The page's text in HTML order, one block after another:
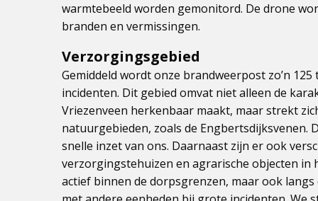
warmtebeeld worden gemonitord. De drone
branden en vermissingen.
Verzorgingsgebied
Gemiddeld wordt onze brandweerpost zo’n
incidenten. Dit gebied omvat niet alleen de
Vriezenveen herkenbaar maakt, maar strekt
natuurgebieden, zoals de Engbertsdijksvenen.
snelle inzet van ons. Daarnaast zijn er ook
verzorgingstehuizen en agrarische objecten in
actief binnen de dorpsgrenzen, maar ook